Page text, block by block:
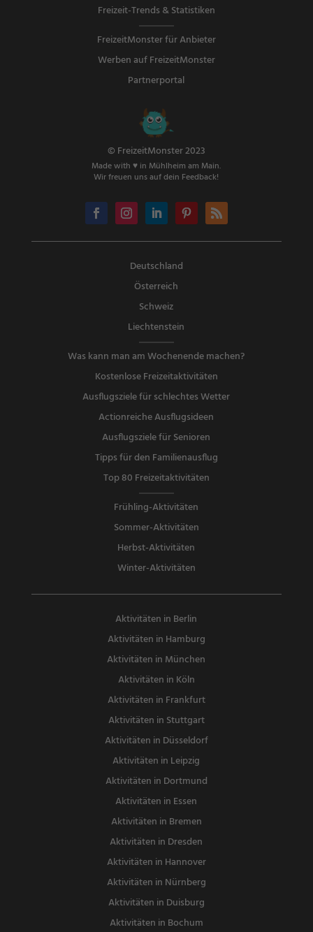
Freizeit-Trends & Statistiken
FreizeitMonster für Anbieter
Werben auf FreizeitMonster
Partnerportal
© FreizeitMonster 2023
Made with ♥ in Mühlheim am Main.
Wir freuen uns auf dein Feedback!
Deutschland
Österreich
Schweiz
Liechtenstein
Was kann man am Wochenende machen?
Kostenlose Freizeitaktivitäten
Ausflugsziele für schlechtes Wetter
Actionreiche Ausflugsideen
Ausflugsziele für Senioren
Tipps für den Familienausflug
Top 80 Freizeitaktivitäten
Frühling-Aktivitäten
Sommer-Aktivitäten
Herbst-Aktivitäten
Winter-Aktivitäten
Aktivitäten in Berlin
Aktivitäten in Hamburg
Aktivitäten in München
Aktivitäten in Köln
Aktivitäten in Frankfurt
Aktivitäten in Stuttgart
Aktivitäten in Düsseldorf
Aktivitäten in Leipzig
Aktivitäten in Dortmund
Aktivitäten in Essen
Aktivitäten in Bremen
Aktivitäten in Dresden
Aktivitäten in Hannover
Aktivitäten in Nürnberg
Aktivitäten in Duisburg
Aktivitäten in Bochum